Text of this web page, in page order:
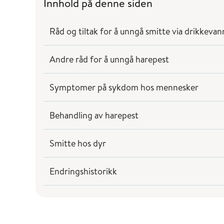
Innhold på denne siden
Råd og tiltak for å unngå smitte via
Andre råd for å unngå harepest
Symptomer på sykdom hos mennesker
Behandling av harepest
Smitte hos dyr
Endringshistorikk